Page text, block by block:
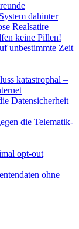
dahinter
Realsatire
keine Pillen!
unbestimmte Zeit
katastrophal –
Datensicherheit
die Telematik-
opt-out
ohne